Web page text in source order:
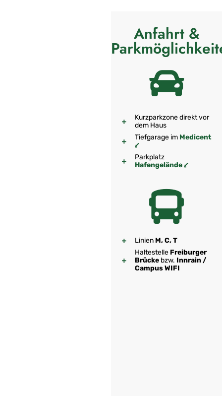
Anfahrt &
Kurzparkzone direkt vor
dem Haus
Tiefgarage im Medicent
⭹
Parkplatz
Hafengelände ⭹
Linien M, C, T
Haltestelle Freiburger
Brückebzw. Innrain /
Campus WIFI